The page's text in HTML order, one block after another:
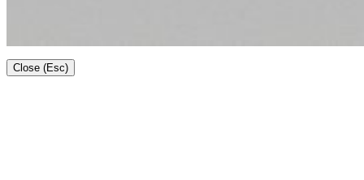
Close (Esc)